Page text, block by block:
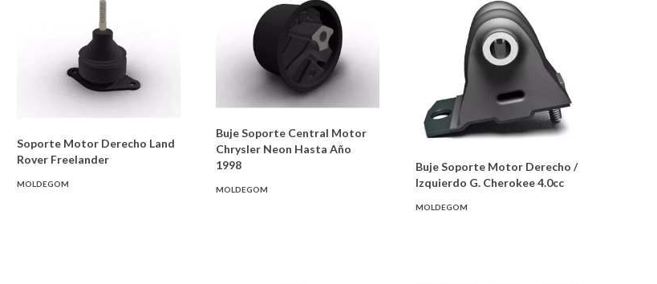
Soporte Motor Derecho Land
Rover Freelander
MOLDEGOM
Buje Soporte Central Motor
Chrysler Neon Hasta Año
1998
MOLDEGOM
Buje Soporte Motor Derecho /
Izquierdo G. Cherokee 4.0cc
MOLDEGOM